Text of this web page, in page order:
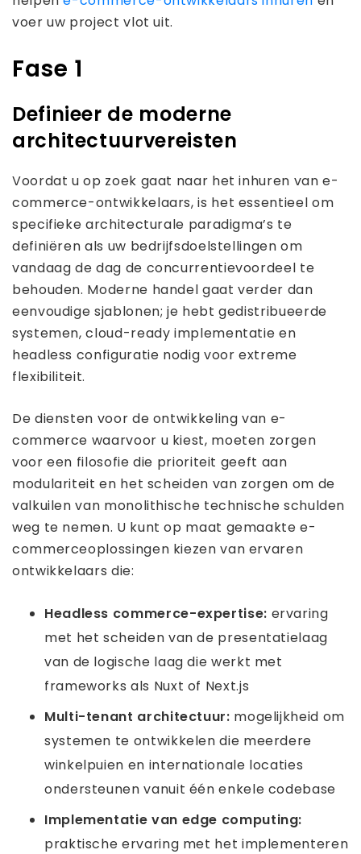
voer uw project vlot uit.
Fase 1
Definieer de moderne
architectuurvereisten
Voordat u op zoek gaat naar het inhuren van e-
commerce-ontwikkelaars, is het essentieel om
specifieke architecturale paradigma’s te
definiëren als uw bedrijfsdoelstellingen om
vandaag de dag de concurrentievoordeel te
behouden. Moderne handel gaat verder dan
eenvoudige sjablonen; je hebt gedistribueerde
systemen, cloud-ready implementatie en
headless configuratie nodig voor extreme
flexibiliteit.
De diensten voor de ontwikkeling van e-
commerce waarvoor u kiest, moeten zorgen
voor een filosofie die prioriteit geeft aan
modulariteit en het scheiden van zorgen om de
valkuilen van monolithische technische schulden
weg te nemen. U kunt op maat gemaakte e-
commerceoplossingen kiezen van ervaren
ontwikkelaars die:
Headless commerce-expertise: ervaring
met het scheiden van de presentatielaag
van de logische laag die werkt met
frameworks als Nuxt of Next.js
Multi-tenant architectuur: mogelijkheid om
systemen te ontwikkelen die meerdere
winkelpuien en internationale locaties
ondersteunen vanuit één enkele codebase
Implementatie van edge computing:
praktische ervaring met het implementeren